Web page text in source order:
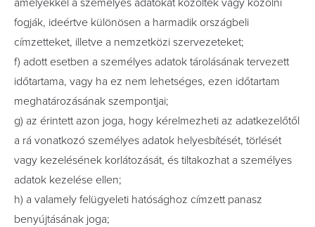
amelyekkel a személyes adatokat közölték vagy közölni
fogják, ideértve különösen a harmadik országbeli
címzetteket, illetve a nemzetközi szervezeteket;
f) adott esetben a személyes adatok tárolásának tervezett
időtartama, vagy ha ez nem lehetséges, ezen időtartam
meghatározásának szempontjai;
g) az érintett azon joga, hogy kérelmezheti az adatkezelőtől
a rá vonatkozó személyes adatok helyesbítését, törlését
vagy kezelésének korlátozását, és tiltakozhat a személyes
adatok kezelése ellen;
h) a valamely felügyeleti hatósághoz címzett panasz
benyújtásának joga;